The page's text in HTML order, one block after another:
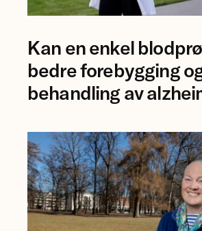
av
forsker
Ingrid
Augestad.
Kan en enkel
bedre forebygging
behandling av